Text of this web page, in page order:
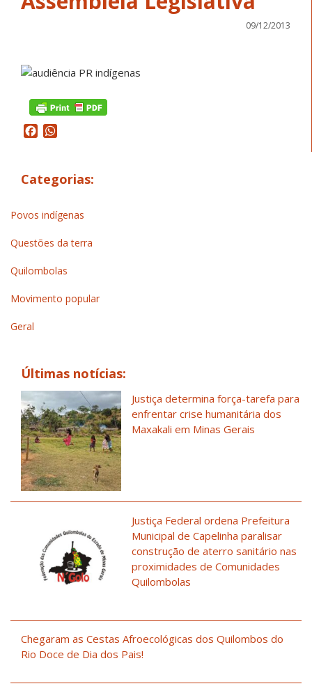
09/12/2013
Facebook
Categorias:
Povos indígenas
Questões da terra
Quilombolas
Movimento popular
Geral
Últimas notícias:
Justiça determina força-tarefa para
enfrentar crise humanitária dos
Maxakali em Minas Gerais
Justiça Federal ordena Prefeitura
Municipal de Capelinha paralisar
construção de aterro sanitário nas
proximidades de Comunidades
Quilombolas
Chegaram as Cestas Afroecológicas dos Quilombos do
Rio Doce de Dia dos Pais!